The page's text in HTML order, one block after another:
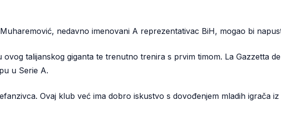
nedavno imenovani A reprezentativac BiH, mogao bi
talijanskog giganta te trenutno trenira s prvim timom. La Gazzetta
u Serie A.
Ovaj klub već ima dobro iskustvo s dovođenjem mladih igrača